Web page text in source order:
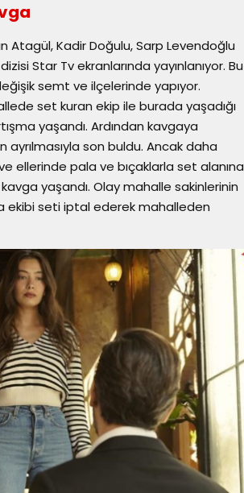
Atagül, Kadir Doğulu, Sarp Levendoğlu
Star Tv ekranlarında yayınlanıyor. Bu
semt ve ilçelerinde yapıyor.
set kuran ekip ile burada yaşadığı
yaşandı. Ardından kavgaya
son buldu. Ancak daha
ellerinde pala ve bıçaklarla set alanına
yaşandı. Olay mahalle sakinlerinin
ekibi seti iptal ederek mahalleden